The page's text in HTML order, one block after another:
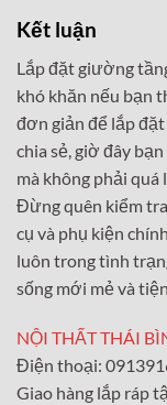
Kết luận
Lắp đặt giường
khó khăn nếu bạn
đơn giản để lắp
chia sẻ, giờ đây
mà không phải quá
Đừng quên kiểm
cụ và phụ kiện
luôn trong tình
sống mới mẻ và
NỘI THẤT THÁI
Điện thoại:
Giao hàng lắp ráp